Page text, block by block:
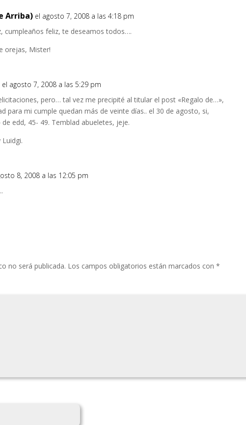
Arriba) el agosto 7, 2008 a las 4:18 pm
cumpleaños feliz, te deseamos todos….
orejas, Mister!
el agosto 7, 2008 a las 5:29 pm
pero… tal vez me precipité al titular el post «Regalo de…»,
para mi cumple quedan más de veinte días.. el 30 de agosto, si,
edd, 45- 49. Temblad abueletes, jeje.
8, 2008 a las 12:05 pm
no será publicada. Los campos obligatorios están marcados con*